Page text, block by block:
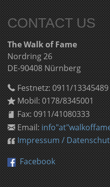
CONTACT US
The Walk of Fame
Nordring 26
DE-90408 Nürnberg
Festnetz:0911/13345489
Mobil:0178/8345001
Fax:0911/41080333
Email:
Impressum /
Facebook